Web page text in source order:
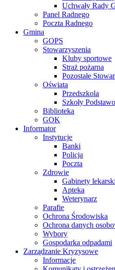
Uchwały Rady
Panel Radnego
Poczta Radnego
Gmina
GOPS
Stowarzyszenia
Kluby sportowe
Straż pożarna
Pozostałe
Oświata
Przedszkola
Szkoły
Biblioteka
GOK
Informator
Instytucje
Banki
Policja
Poczta
Zdrowie
Gabinety
Apteka
Weterynarz
Parafie
Ochrona Środowiska
Ochrona danych
Wybory
Gospodarka odpadami
Zarządzanie Kryzysowe
Informacje